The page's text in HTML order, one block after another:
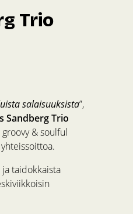
Trio
salaisuuksista”,
Sandberg Trio
groovy & soulful
taidokkaista